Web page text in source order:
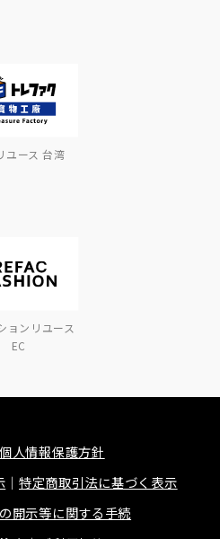
ユース 台湾
ョンリユース
EC
個人情報保護方針
特定商取引法に基づく表示
開示等に関する手続